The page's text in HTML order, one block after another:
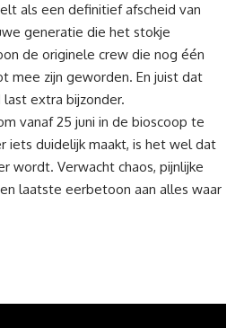
als een definitief afscheid van
generatie die het stokje
de originele crew die nog één
mee zijn geworden. En juist dat
last extra bijzonder.
vanaf 25 juni in de bioscoop te
iets duidelijk maakt, is het wel dat
wordt. Verwacht chaos, pijnlijke
laatste eerbetoon aan alles waar